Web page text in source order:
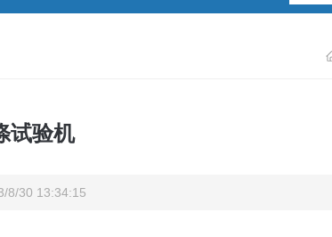
试验机
8/30 13:34:15